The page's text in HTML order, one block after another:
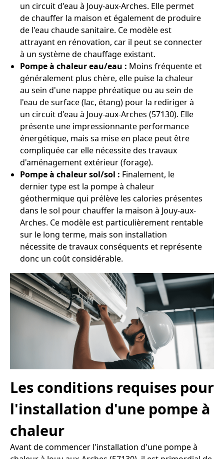
un circuit d'eau à Jouy-aux-Arches. Elle permet
de chauffer la maison et également de produire
de l'eau chaude sanitaire. Ce modèle est
attrayant en rénovation, car il peut se connecter
à un système de chauffage existant.
Pompe à chaleur eau/eau : Moins fréquente et
généralement plus chère, elle puise la chaleur
au sein d'une nappe phréatique ou au sein de
l'eau de surface (lac, étang) pour la rediriger à
un circuit d'eau à Jouy-aux-Arches (57130). Elle
présente une impressionnante performance
énergétique, mais sa mise en place peut être
compliquée car elle nécessite des travaux
d'aménagement extérieur (forage).
Pompe à chaleur sol/sol : Finalement, le
dernier type est la pompe à chaleur
géothermique qui prélève les calories présentes
dans le sol pour chauffer la maison à Jouy-aux-
Arches. Ce modèle est particulièrement rentable
sur le long terme, mais son installation
nécessite de travaux conséquents et représente
donc un coût considérable.
Les conditions requises pour
l'installation d'une pompe à
chaleur
Avant de commencer l'installation d'une pompe à